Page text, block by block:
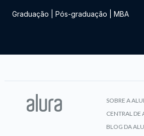
Graduação Pós-graduação MBA
SOBRE A
CENTRAL DE
BLOG DA